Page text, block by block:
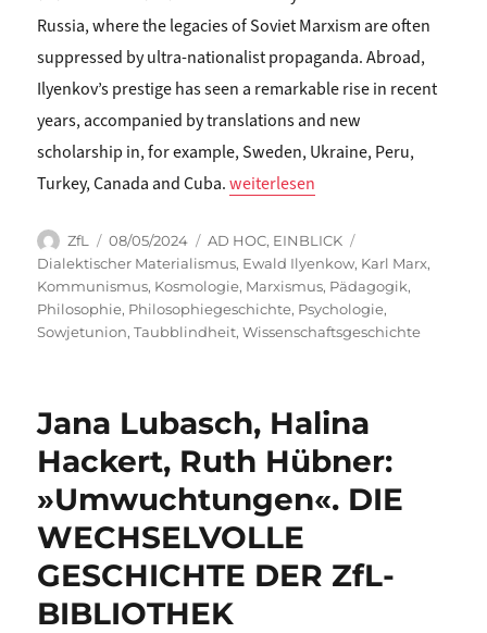
Russia, where the legacies of Soviet Marxism are often
suppressed by ultra-nationalist propaganda. Abroad,
Ilyenkov’s prestige has seen a remarkable rise in recent
years, accompanied by translations and new
scholarship in, for example, Sweden, Ukraine, Peru,
Turkey, Canada and Cuba.„Isabel Jacobs/Martin Küpper:
weiterlesen
Autor
ZfL
Veröffentlicht
am
08/05/2024 Kategorien
AD HOC, EINBLICK
Dialektischer Materialismus, Ewald Ilyenkow, Karl Marx,
Kommunismus, Kosmologie, Marxismus, Pädagogik,
Philosophie, Philosophiegeschichte, Psychologie,
Sowjetunion,Taubblindheit,Wissenschaftsgeschichte
Jana Lubasch, Halina
Hackert, Ruth Hübner:
»Umwuchtungen«. DIE
WECHSELVOLLE
GESCHICHTE DER ZfL-
BIBLIOTHEK